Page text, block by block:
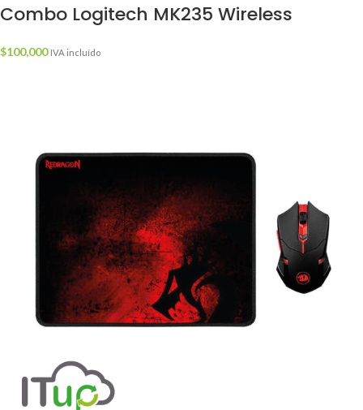
Combo Logitech MK235 Wireless
$100,000 IVA incluído